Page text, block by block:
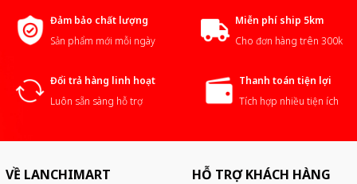
Đảm bảo chất lượng
Sản phẩm mới mỗi ngày
Miễn phí ship 5km
Cho đơn hàng trên 300k
Đổi trả hàng linh hoạt
Luôn sẵn sàng hỗ trợ
Thanh toán tiện lợi
Tích hợp nhiều tiện ích
VỀ LANCHIMART HỖ TRỢ KHÁCH HÀNG